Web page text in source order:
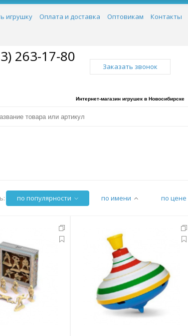
игрушку Оплата и доставка Оптовикам Контакты
263-17-80
Заказать звонок
Интернет-магазин игрушек в Новосибирске
по популярности по имени по цене